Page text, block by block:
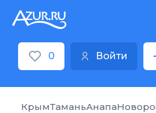
0 Войти
КрымТаманьАнапа